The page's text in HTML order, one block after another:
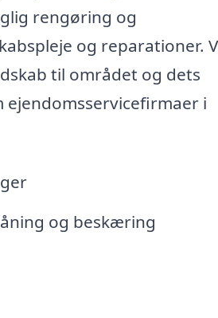
rengøring og
og reparationer.
til området og dets
ejendomsservicefirmaer i
og beskæring